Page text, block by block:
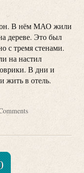
В нём МАО жили
дереве. Это был
с тремя стенами.
на настил
В дни и
жить в отель.